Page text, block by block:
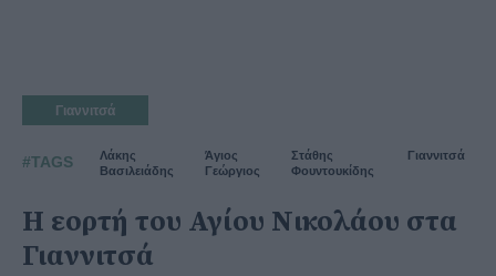
Γιαννιτσά
#TAGS
Λάκης
Βασιλειάδης
Άγιος
Γεώργιος
Στάθης
Φουντουκίδης
Γιαννιτσά
Η εορτή του Αγίου Νικολάου στα
Γιαννιτσά